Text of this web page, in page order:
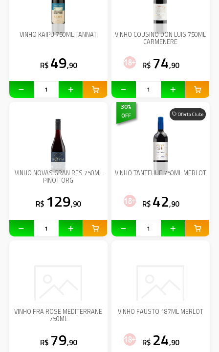
VINHO KAIPU 750ML TANNAT
R$ 49,90
VINHO COUSINO DON LUIS 750ML
CARMENERE
R$ 74,90
VINHO NOVAS GRAN RES 750ML
PINOT ORG
R$ 129,90
Oferta Clube
30%
OFF
VINHO TANTEHUE 750ML MERLOT
R$ 42,90
VINHO FRA ROSE MEDITERRANE
750ML
R$ 79,90
VINHO FAUSTO 187ML MERLOT
R$ 24,90